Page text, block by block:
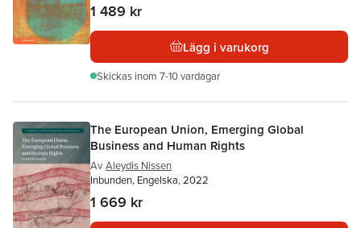
1 489 kr
Lägg i varukorg
Skickas inom 7-10 vardagar
The European Union, Emerging Global
Business and Human Rights
Av Aleydis Nissen
Inbunden, Engelska, 2022
1 669 kr